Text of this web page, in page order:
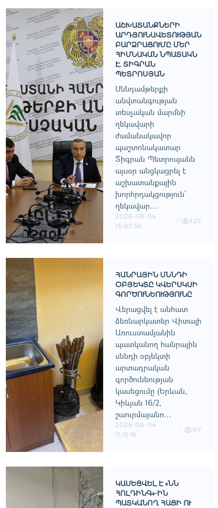
ԱՇԽԱՏԱՆՔՆԵՐԻ
ԱՐԴՅՈՒՆԱՎԵՏՈՒԹՅԱՆ
ԲԱՐՁՐԱՑՈՒՄԸ ՄԵՐ
ՀԻՄՆԱԿԱՆ ՆՊԱՏԱԿՆ
Է. ՏԻԳՐԱՆ
ՊԵՏՐՈՍՅԱՆ
Սննդամթերքի
անվտանգության
տեսչական մարմնի
ղեկավարի
ժամանակավոր
պաշտոնակատար
Տիգրան Պետրոսյանն
այսօր անցկացրել է
աշխատանքային
խորհրդակցություն՝
ղեկավար...
2026-08-04
15:07:56
126
ՀԱՆՐԱՅԻՆ ՍՆՆԴԻ
ՕԲՅԵԿՏԸ ԿՎԵՐՍԿՍԻ
ԳՈՐԾՈՒՆԵՈՒԹՅՈՒՆԸ
Վերացվել է անհատ
ձեռնարկատեր Վիտալի
Առուստամյանին
պատկանող հանրային
սննդի օբյեկտի
արտադրական
գործունեության
կասեցումը (Երևան,
Կիևյան 16/2,
շաուրմայանո...
2026-08-04
11:15:16
97
ԿԱՍԵՑՎԵԼ Է «ՆՆ
ՀՈԼԴԻՆԳ»-ԻՆ
ՊԱՏԿԱՆՈՂ ՀԱՑԻ ՈՒ